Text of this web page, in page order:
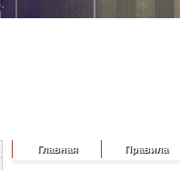
Главная Правила